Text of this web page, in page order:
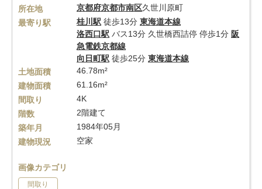
所在地 京都府京都市南区久世川原町
最寄り駅
桂川駅 徒歩13分 東海道本線
洛西口駅 バス13分 久世橋西詰停 停歩1分 阪
急電鉄京都線
向日町駅 徒歩25分 東海道本線
土地面積
46.78m²
建物面積
61.16m²
間取り
4K
階数
2階建て
築年月
1984年05月
建物現況
空家
画像カテゴリ
間取り